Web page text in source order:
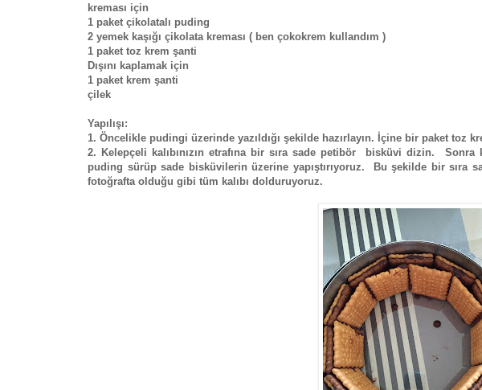
kreması için
1 paket çikolatalı puding
2 yemek kaşığı çikolata kreması ( ben çokokrem kullandım )
1 paket toz krem şanti
Dışını kaplamak için
1 paket krem şanti
çilek
Yapılışı:
1. Öncelikle pudingi üzerinde yazıldığı şekilde hazırlayın. İçine bir paket toz
2. Kelepçeli kalıbınızın etrafına bir sıra sade petibör bisküvi dizin. Sonra
puding sürüp sade bisküvilerin üzerine yapıştırıyoruz. Bu şekilde bir sıra
fotoğrafta olduğu gibi tüm kalıbı dolduruyoruz.